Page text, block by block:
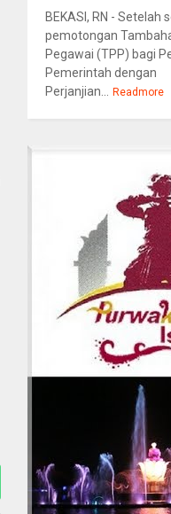
BEKASI, RN - Setelah
pemotongan
Pegawai (TPP) bagi
Pemerintah dengan
Perjanjian...
Readmore